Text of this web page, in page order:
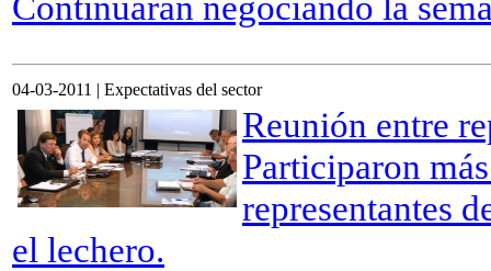
04-03-2011 | Expectativas del sector
Reunión entre
Participaron
representantes
el lechero.